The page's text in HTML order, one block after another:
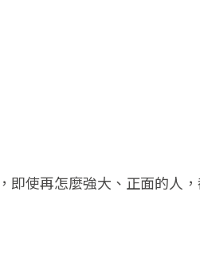
使再怎麼強大、正面的人